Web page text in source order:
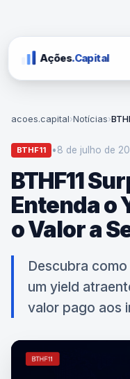
Ações.Capital
acoes.capital›Notícias›
BTHF11 •8 de julho de
BTHF11
Entenda o
o Valor a
Descubra
um yield
valor pago aos